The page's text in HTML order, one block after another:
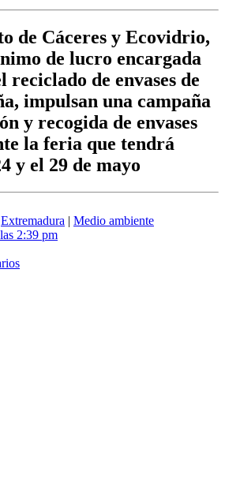
de Cáceres y Ecovidrio,
de lucro encargada
reciclado de envases de
impulsan una campaña
y recogida de envases
la feria que tendrá
y el 29 de mayo
Extremadura | Medio ambiente
2:39 pm